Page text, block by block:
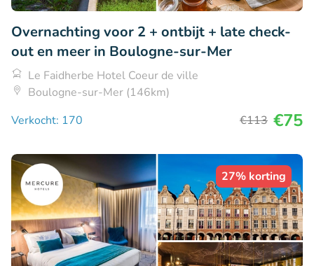
Overnachting voor 2 + ontbijt + late check-
out en meer in Boulogne-sur-Mer
Le Faidherbe Hotel Coeur de ville
Boulogne-sur-Mer (146km)
Verkocht: 170
€113 €75
27% korting